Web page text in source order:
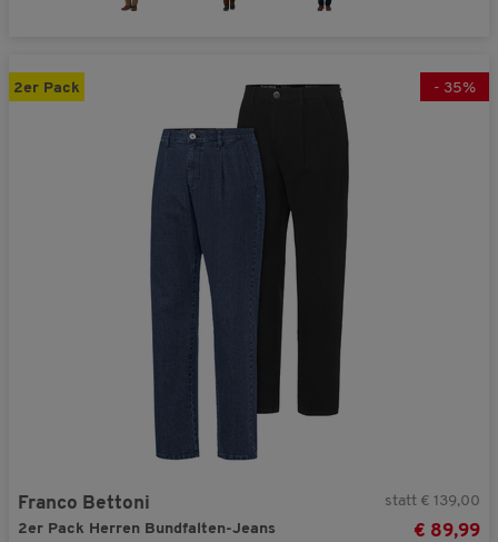
2er Pack - 35%
Franco Bettoni
2er Pack Herren Bundfalten-Jeans
statt € 139,00
€ 89,99